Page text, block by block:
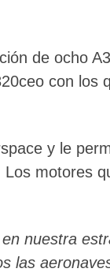
de ocho
con los
y le
motores
nuestra
las